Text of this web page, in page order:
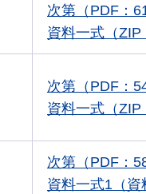
次第（PDF：
資料一式（ZIP
次第（PDF：
資料一式（ZIP
次第（PDF：
資料一式1（資